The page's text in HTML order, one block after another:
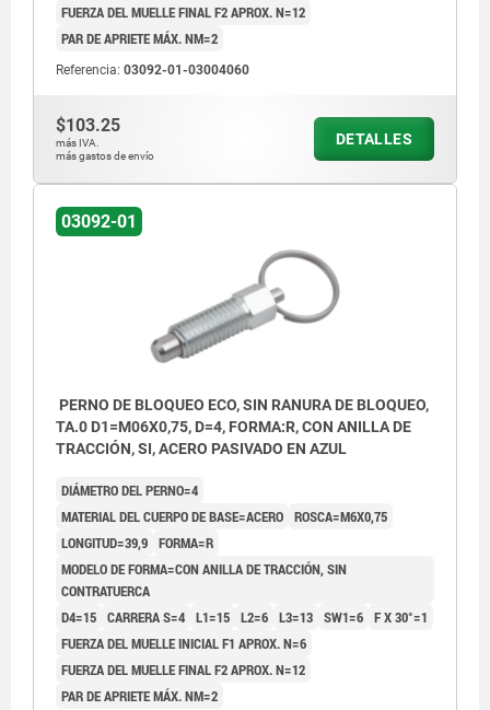
contratuerca
Forma S: Con anilla de tracción redonda,
Forma RO: Con anilla de tracción ovalada,
Forma SO: Con anilla de tracción ovalada,
FUERZA DEL MUELLE FINAL F2 APROX. N=12
PAR DE APRIETE MÁX. NM=2
Referencia: 03092-01-03004060
$103.25
más IVA.
más gastos de envío
DETALLES
03092-01
PERNO DE BLOQUEO ECO, SIN RANURA DE BLOQUEO,
TA.0 D1=M06X0,75, D=4, FORMA:R, CON ANILLA DE
TRACCIÓN, SI, ACERO PASIVADO EN AZUL
DIÁMETRO DEL PERNO=4
MATERIAL DEL CUERPO DE BASE=ACERO ROSCA=M6X0,75
LONGITUD=39,9 FORMA=R
MODELO DE FORMA=CON ANILLA DE TRACCIÓN, SIN
CONTRATUERCA
D4=15 CARRERA S=4 L1=15 L2=6 L3=13 SW1=6 F X 30°=1
FUERZA DEL MUELLE INICIAL F1 APROX. N=6
FUERZA DEL MUELLE FINAL F2 APROX. N=12
PAR DE APRIETE MÁX. NM=2